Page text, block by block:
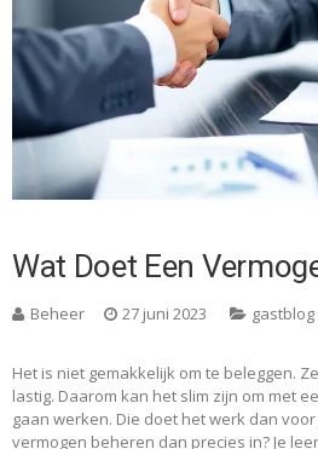
Wat Doet Een
Beheer 27 juni 2023 gastblog
Het is niet gemakkelijk om te beleggen.
lastig. Daarom kan het slim zijn om met
gaan werken. Die doet het werk dan
vermogen beheren dan precies in? Je